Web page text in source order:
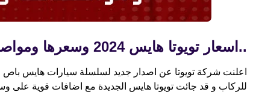
..اسعار تويوتا هايس 2024 وسعرها ومواصفاتها والعيوب والمزايا